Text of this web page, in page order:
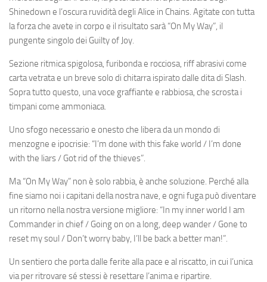
Shinedown e l’oscura ruvidità degli Alice in Chains. Agitate con tutta
la forza che avete in corpo e il risultato sarà “On My Way”, il
pungente singolo dei Guilty of Joy.
Sezione ritmica spigolosa, furibonda e rocciosa, riff abrasivi come
carta vetrata e un breve solo di chitarra ispirato dalle dita di Slash.
Sopra tutto questo, una voce graffiante e rabbiosa, che scrosta i
timpani come ammoniaca.
Uno sfogo necessario e onesto che libera da un mondo di
menzogne e ipocrisie: “I’m done with this fake world / I’m done
with the liars / Got rid of the thieves”.
Ma “On My Way” non è solo rabbia, è anche soluzione. Perché alla
fine siamo noi i capitani della nostra nave, e ogni fuga può diventare
un ritorno nella nostra versione migliore: “In my inner world I am
Commander in chief / Going on on a long, deep wander / Gone to
reset my soul / Don’t worry baby, I’ll be back a better man!”.
Un sentiero che porta dalle ferite alla pace e al riscatto, in cui l’unica
via per ritrovare sé stessi è resettare l’anima e ripartire.